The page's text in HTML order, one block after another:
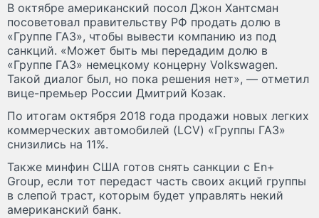
В октябре американский посол Джон Хантсман
посоветовал правительству РФ продать долю в
«Группе ГАЗ», чтобы вывести компанию из под
санкций. «Может быть мы передадим долю в
«Группе ГАЗ» немецкому концерну Volkswagen.
Такой диалог был, но пока решения нет», — отметил
вице-премьер России Дмитрий Козак.
По итогам октября 2018 года продажи новых легких
коммерческих автомобилей (LCV) «Группы ГАЗ»
снизились на 11%.
Также минфин США готов снять санкции с En+
Group, если тот передаст часть своих акций группы
в слепой траст, которым будет управлять некий
американский банк.